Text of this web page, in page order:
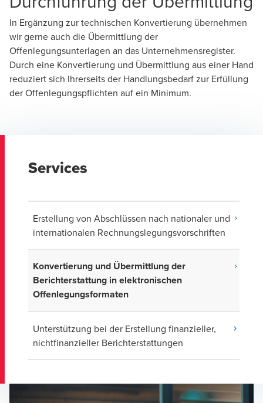
In Ergänzung zur technischen Konvertierung übernehmen
wir gerne auch die Übermittlung der
Offenlegungsunterlagen an das Unternehmensregister.
Durch eine Konvertierung und Übermittlung aus einer Hand
reduziert sich Ihrerseits der Handlungsbedarf zur Erfüllung
der Offenlegungspflichten auf ein Minimum.
Services
Erstellung von Abschlüssen nach nationaler und
internationalen Rechnungslegungsvorschriften
Konvertierung und Übermittlung der
Berichterstattung in elektronischen
Offenlegungsformaten
Unterstützung bei der Erstellung finanzieller,
nichtfinanzieller Berichterstattungen